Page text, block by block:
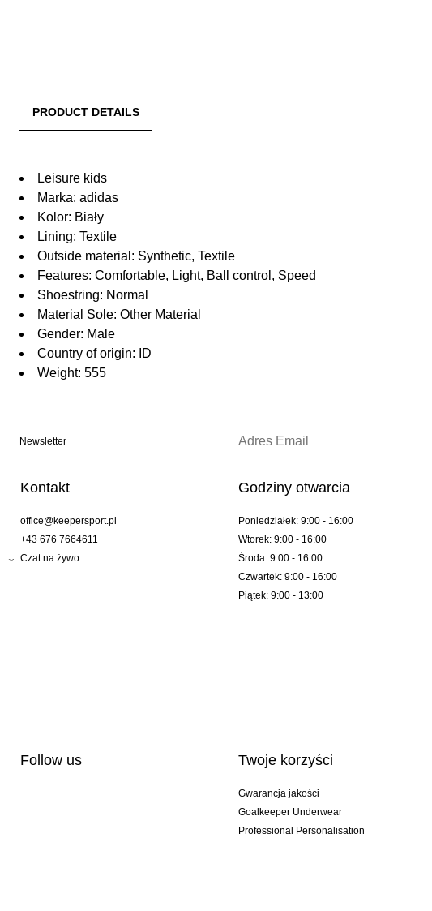
PRODUCT DETAILS
Leisure kids
Marka: adidas
Kolor: Biały
Lining: Textile
Outside material: Synthetic, Textile
Features: Comfortable, Light, Ball control, Speed
Shoestring: Normal
Material Sole: Other Material
Gender: Male
Country of origin: ID
Weight: 555
Newsletter
Kontakt
office@keepersport.pl
+43 676 7664611
Czat na żywo
Godziny otwarcia
Poniedziałek: 9:00 - 16:00
Wtorek: 9:00 - 16:00
Środa: 9:00 - 16:00
Czwartek: 9:00 - 16:00
Piątek: 9:00 - 13:00
Follow us Twoje korzyści
Gwarancja jakości
Goalkeeper Underwear
Professional Personalisation